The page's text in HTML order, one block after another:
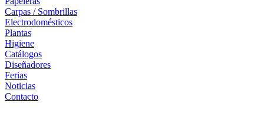
Carpas / Sombrillas
Electrodomésticos
Plantas
Higiene
Catálogos
Diseñadores
Ferias
Noticias
Contacto